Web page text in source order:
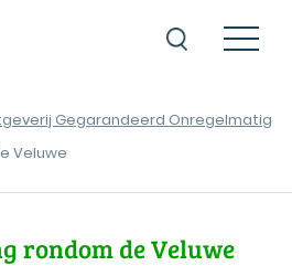
Gegarandeerd Onregelmatig
Veluwe
rondom de Veluwe